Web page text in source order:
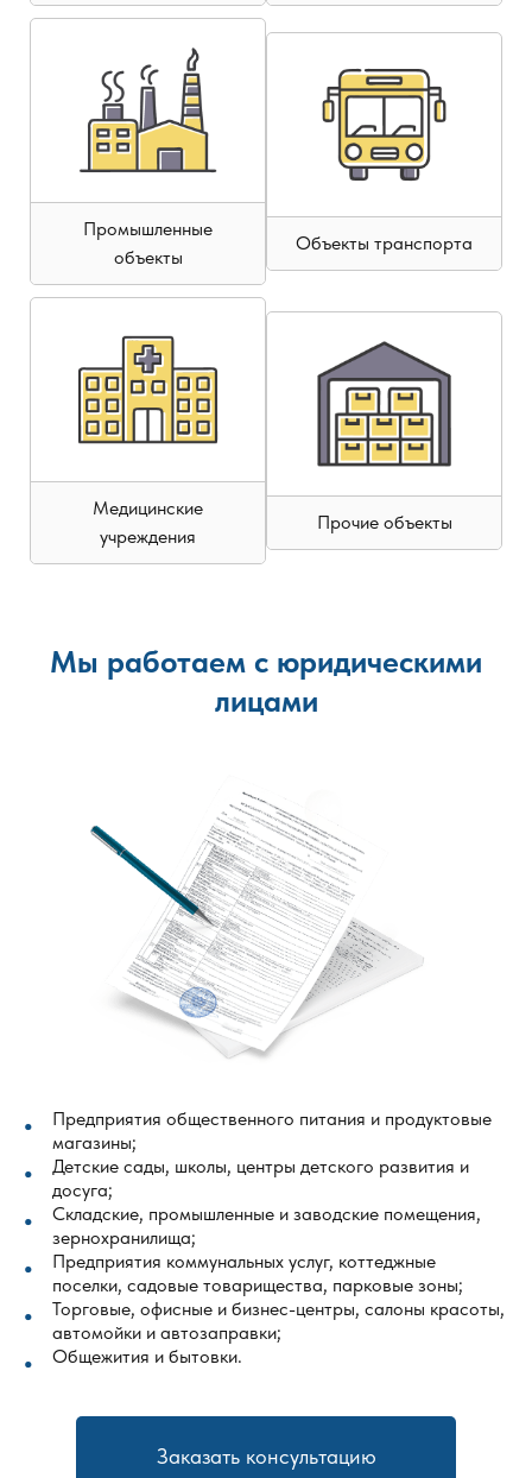
Промышленные
объекты
Объекты транспорта
Медицинские
учреждения
Прочие объекты
Мы работаем с юридическими
лицами
Предприятия общественного питания и продуктовые
магазины;
Детские сады, школы, центры детского развития и
досуга;
Складские, промышленные и заводские помещения,
зернохранилища;
Предприятия коммунальных услуг, коттеджные
поселки, садовые товарищества, парковые зоны;
Торговые, офисные и бизнес-центры, салоны красоты,
автомойки и автозаправки;
Общежития и бытовки.
Заказать консультацию